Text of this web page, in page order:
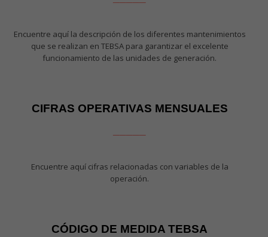
Encuentre aquí la descripción de los diferentes mantenimientos
que se realizan en TEBSA para garantizar el excelente
funcionamiento de las unidades de generación.
CIFRAS OPERATIVAS MENSUALES
Encuentre aquí cifras relacionadas con variables de la
operación.
CÓDIGO DE MEDIDA TEBSA